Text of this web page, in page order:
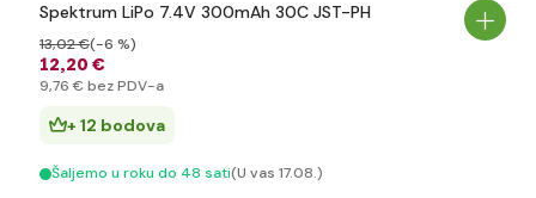
Spektrum LiPo 7.4V 300mAh 30C JST-PH
12,20 €
13,02 €(-6 %)
9,76 € bez PDV-a
+ 12 bodova
Šaljemo u roku do 48 sati(U vas 17.08.)